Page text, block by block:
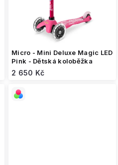
Micro - Mini Deluxe Magic LED
Pink - Dětská koloběžka
2 650 Kč